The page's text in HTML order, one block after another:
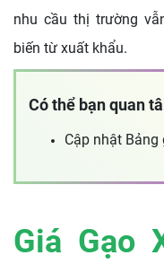
nhu cầu thị trường
biến từ xuất khẩu.
Có thể bạn quan
Cập nhật Bảng
Giá Gạo